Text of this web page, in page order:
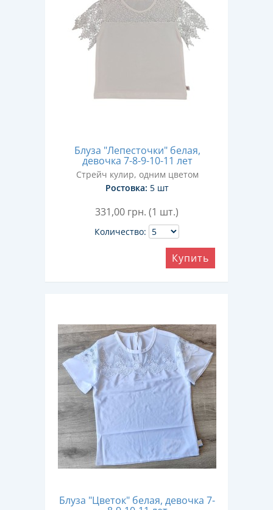
Блуза "Лепесточки" белая,
девочка 7-8-9-10-11 лет
Стрейч кулир, одним цветом
Ростовка: 5 шт
331,00 грн. (1 шт.)
Количество:
Купить
Блуза "Цветок" белая, девочка 7-